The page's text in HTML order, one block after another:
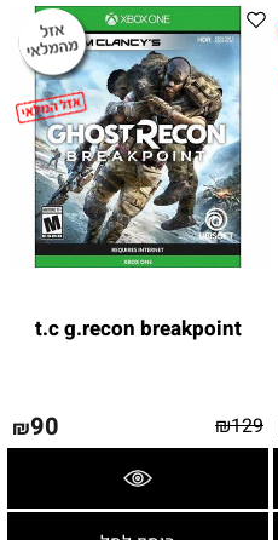
t.c g.recon breakpoint
₪129
₪90